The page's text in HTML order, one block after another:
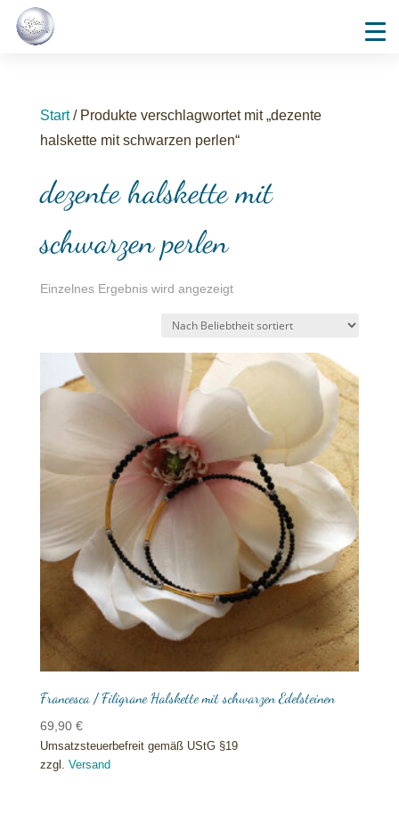
Start/ Produkte verschlagwortet mit „dezente
halskette mit schwarzen perlen“
dezente halskette mit
schwarzen perlen
Einzelnes Ergebnis wird angezeigt
Francesca / Filigrane Halskette mit schwarzen Edelsteinen
69,90 €
Umsatzsteuerbefreit gemäß UStG §19
zzgl. Versand